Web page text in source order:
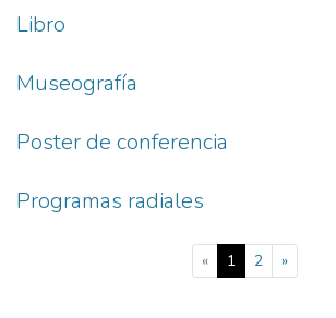
Libro
Museografía
Poster de conferencia
Programas radiales
« 1(current)
2 »